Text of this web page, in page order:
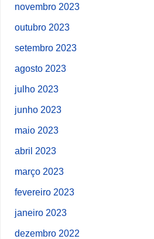
novembro 2023
outubro 2023
setembro 2023
agosto 2023
julho 2023
junho 2023
maio 2023
abril 2023
março 2023
fevereiro 2023
janeiro 2023
dezembro 2022